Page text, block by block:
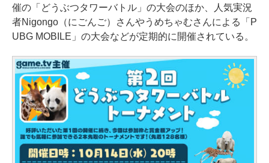
催の「どうぶつタワーバトル」の大会のほか、人気実況
者Nigongo（にごんご）さんやうめちゃむさんによる「P
UBG MOBILE」の大会などが定期的に開催されている。